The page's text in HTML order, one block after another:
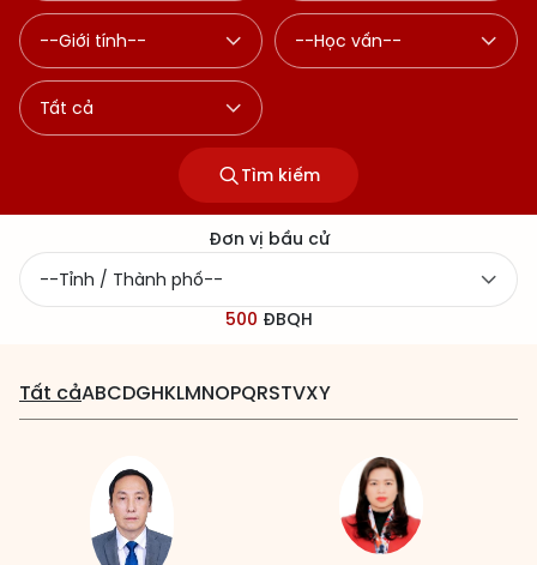
Tìm kiếm
Đơn vị bầu cử
500 ĐBQH
Tất cảABCDGHKLMNOPQRSTVXY